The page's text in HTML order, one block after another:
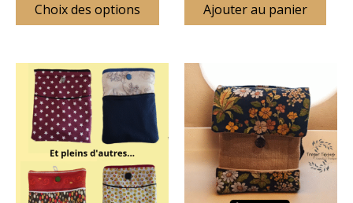
Choix des options
du
Ajouter au panier
produit
plusieurs
variations.